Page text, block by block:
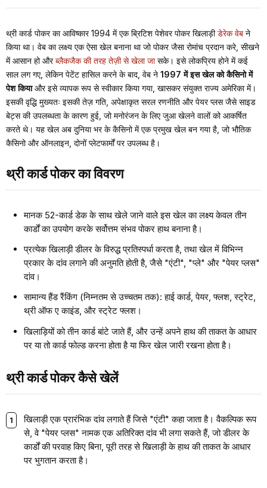
थ्री कार्ड पोकर का आविष्कार 1994 में एक ब्रिटिश पेशेवर पोकर खिलाड़ीडेरेक वेब ने
किया था। वेब का लक्ष्य एक ऐसा खेल बनाना था जो पोकर जैसा रोमांच प्रदान करे, सीखने
में आसान हो औरब्लैकजैक की तरह तेज़ी से खेला जासके। इसे लोकप्रिय होने में कई
साल लग गए, लेकिन पेटेंट हासिल करने के बाद, वेब ने 1997 में इस खेल को कैसिनो में
पेश कियाऔर इसे व्यापक रूप से स्वीकार किया गया, खासकर संयुक्त राज्य अमेरिका में।
इसकी वृद्धि मुख्यतः इसकी तेज़ गति, अपेक्षाकृत सरल रणनीति और पेयर प्लस जैसे साइड
बेट्स की उपलब्धता के कारण हुई, जो मनोरंजन के लिए जुआ खेलने वालों को आकर्षित
करते थे। यह खेल अब दुनिया भर के कैसिनो में एक प्रमुख खेल बन गया है, जो भौतिक
कैसिनो और ऑनलाइन, दोनों प्लेटफार्मों पर उपलब्ध है।
थ्री कार्ड पोकर का विवरण
मानक 52-कार्ड डेक के साथ खेले जाने वाले इस खेल का लक्ष्य केवल तीन
कार्डों का उपयोग करके सर्वोत्तम संभव पोकर हाथ बनाना है।
प्रत्येक खिलाड़ी डीलर के विरुद्ध प्रतिस्पर्धा करता है, तथा खेल में विभिन्न
प्रकार के दांव लगाने की अनुमति होती है, जैसे "एंटी", "प्ले" और "पेयर प्लस"
दांव।
सामान्य हैंड रैंकिंग (निम्नतम से उच्चतम तक): हाई कार्ड, पेयर, फ्लश, स्ट्रेट,
थ्री ऑफ ए काइंड, और स्ट्रेट फ्लश।
खिलाड़ियों को तीन कार्ड बांटे जाते हैं, और उन्हें अपने हाथ की ताकत के आधार
पर या तो कार्ड फोल्ड करना होता है या फिर खेल जारी रखना होता है।
थ्री कार्ड पोकर कैसे खेलें
खिलाड़ी एक प्रारंभिक दांव लगाते हैं जिसे "एंटी" कहा जाता है। वैकल्पिक रूप
से, वे "पेयर प्लस" नामक एक अतिरिक्त दांव भी लगा सकते हैं, जो डीलर के
कार्डों की परवाह किए बिना, पूरी तरह से खिलाड़ी के हाथ की ताकत के आधार
पर भुगतान करता है।